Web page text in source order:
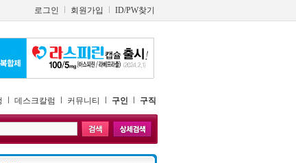
로그인 회원가입 ID/PW찾기
데스크칼럼 커뮤니티 구인 구직